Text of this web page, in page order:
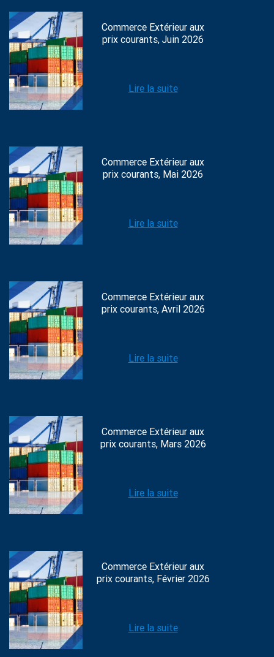
Commerce Extérieur aux
prix courants, Juin 2026
Lire la suite
Commerce Extérieur aux
prix courants, Mai 2026
Lire la suite
Commerce Extérieur aux
prix courants, Avril 2026
Lire la suite
Commerce Extérieur aux
prix courants, Mars 2026
Lire la suite
Commerce Extérieur aux
prix courants, Février 2026
Lire la suite